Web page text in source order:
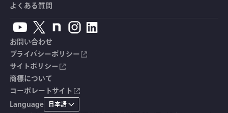
鉄筋計
沈下計
応力計
継目計
人体ダミー用センサ
自動車用計測システム
土木用計測システム
試験装置・システム
アクセサリ
製品・サービスTopics
オーダーメイド製品
生産終了製品
単位変換表
用語集
カタログ・資料のダウンロード
生産終了製品一覧
拠点情報
よくあるご質問
CADデータ
ソフトウェアバージョンアップ
総合カタログ
安全データシート（SDS）
CE適合品 受注・販売状況
イベント・展示会
よくある質問
お問い合わせ
プライバシーポリシー
サイトポリシー
商標について
コーポレートサイト
Language 日本語